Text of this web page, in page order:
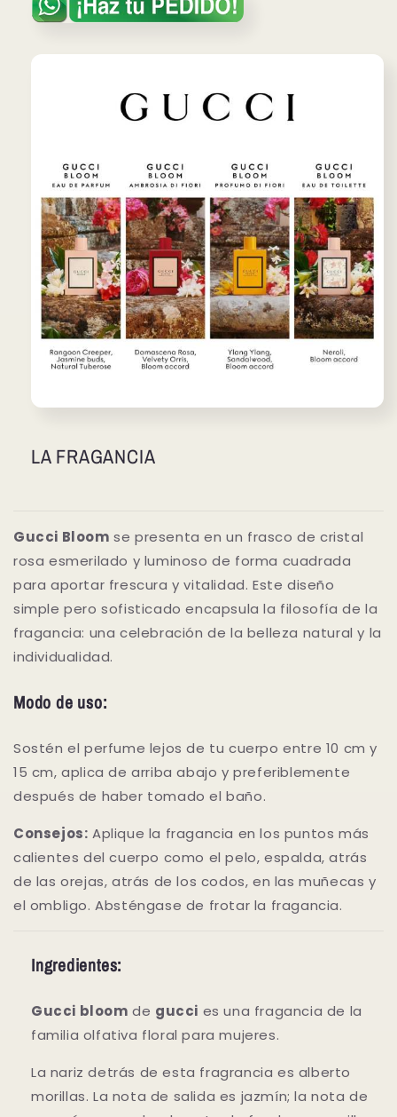
LA FRAGANCIA
Gucci Bloom se presenta en un frasco de cristal
rosa esmerilado y luminoso de forma cuadrada
para aportar frescura y vitalidad. Este diseño
simple pero sofisticado encapsula la filosofía de la
fragancia: una celebración de la belleza natural y la
individualidad.
Modo de uso:
Sostén el perfume lejos de tu cuerpo entre 10 cm y
15 cm, aplica de arriba abajo y preferiblemente
después de haber tomado el baño.
Consejos: Aplique la fragancia en los puntos más
calientes del cuerpo como el pelo, espalda, atrás
de las orejas, atrás de los codos, en las muñecas y
el ombligo. Absténgase de frotar la fragancia.
Ingredientes:
Gucci bloom de gucci es una fragancia de la
familia olfativa floral para mujeres.
La nariz detrás de esta fragrancia es alberto
morillas. La nota de salida es jazmín; la nota de